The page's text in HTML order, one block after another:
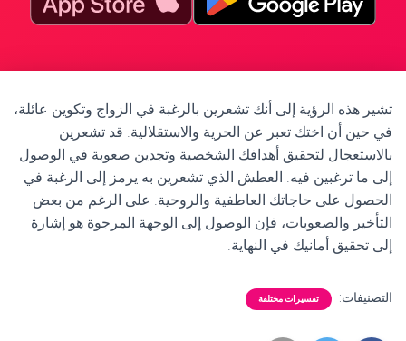
تشير هذه الرؤية إلى أنك تشعرين بالرغبة في الزواج وتكوين عائلة،
في حين أن اختك تعبر عن الحرية والاستقلالية. قد تشعرين
بالاستعجال لتحقيق أهدافك الشخصية وتجدين صعوبة في الوصول
إلى ما ترغبين فيه. العطش الذي تشعرين به يرمز إلى الرغبة في
الحصول على حاجاتك العاطفية والروحية. على الرغم من بعض
التأخير والصعوبات، فإن الوصول إلى الوجهة المرجوة هو إشارة
إلى تحقيق أمانيك في النهاية.
التصنيفات: تفسيرات مختلفة